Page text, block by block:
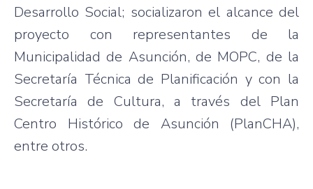
Desarrollo Social; socializaron el alcance del
proyecto con representantes de la
Municipalidad de Asunción, de MOPC, de la
Secretaría Técnica de Planificación y con la
Secretaría de Cultura, a través del Plan
Centro Histórico de Asunción (PlanCHA),
entre otros.